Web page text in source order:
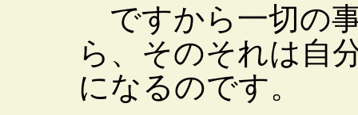
ですから一切の
ら、そのそれは自
になるのです。